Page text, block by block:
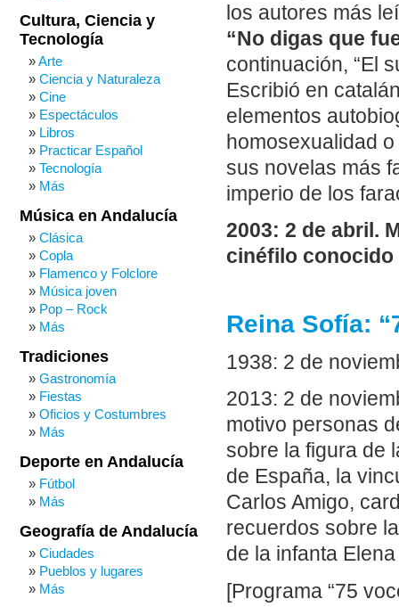
los autores más
“No digas que
continuación, “El
Escribió en
elementos
homosexualidad
sus novelas más
imperio de los
2003: 2 de abril.
cinéfilo conocido
Reina Sofía:
1938: 2 de
2013: 2 de
motivo personas
sobre la figura de
de España, la
Carlos Amigo,
recuerdos sobre
de la infanta
[Programa “75
Cultura, Ciencia y
Tecnología
Arte
Ciencia y Naturaleza
Cine
Espectáculos
Libros
Practicar Español
Tecnología
Más
Música en Andalucía
Clásica
Copla
Flamenco y Folclore
Música joven
Pop – Rock
Más
Tradiciones
Gastronomía
Fiestas
Oficios y Costumbres
Más
Deporte en Andalucía
Fútbol
Más
Geografía de Andalucía
Ciudades
Pueblos y lugares
Más